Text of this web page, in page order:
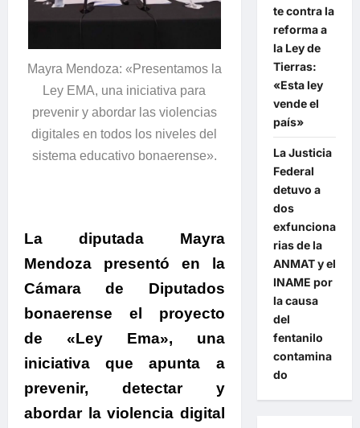
Mayra Mendoza: «Presentamos la
Ley EMA, una iniciativa para
prevenir y abordar las violencias
digitales en todos los niveles del
sistema educativo bonaerense».
La diputada Mayra
Mendoza presentó en la
Cámara de Diputados
bonaerense el proyecto
de «Ley Ema», una
iniciativa que apunta a
prevenir, detectar y
abordar la violencia digital
te contra la
reforma a
la Ley de
Tierras:
«Esta ley
vende el
país»
La Justicia
Federal
detuvo a
dos
exfunciona
rias de la
ANMAT y el
INAME por
la causa
del
fentanilo
contamina
do